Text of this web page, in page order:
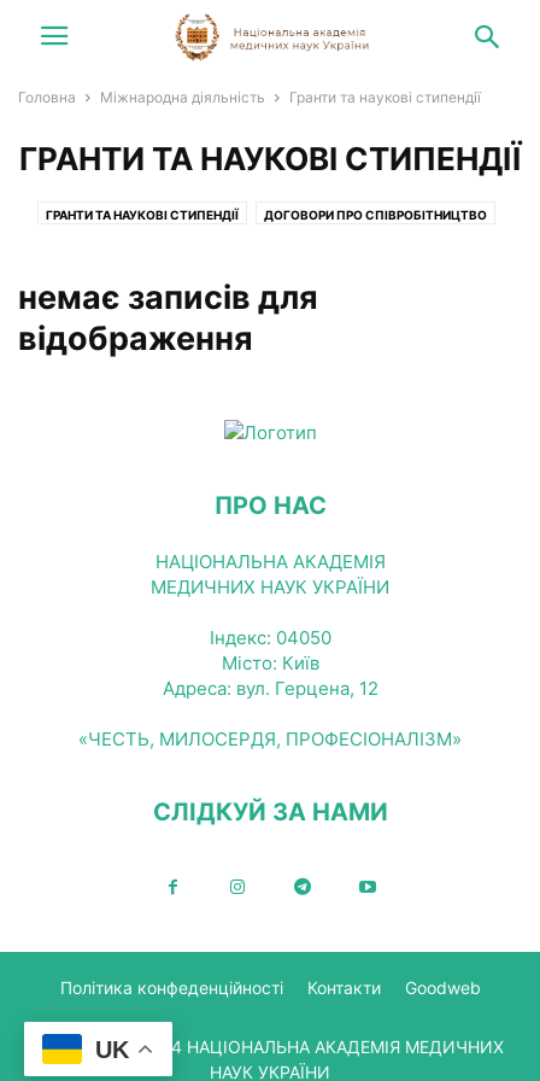
Головна Міжнародна діяльність Гранти та наукові стипендії
ГРАНТИ ТА НАУКОВІ СТИПЕНДІЇ
ГРАНТИ ТА НАУКОВІ СТИПЕНДІЇ ДОГОВОРИ ПРО СПІВРОБІТНИЦТВО
немає записів для
відображення
ПРО НАС
НАЦІОНАЛЬНА АКАДЕМІЯ
МЕДИЧНИХ НАУК УКРАЇНИ
Індекс: 04050
Місто: Київ
Адреса: вул. Герцена, 12
«ЧЕСТЬ, МИЛОСЕРДЯ, ПРОФЕСІОНАЛІЗМ»
СЛІДКУЙ ЗА НАМИ
Політика конфеденційності Контакти Goodweb
© Copyright 2024 НАЦІОНАЛЬНА АКАДЕМІЯ МЕДИЧНИХ
НАУК УКРАЇНИ
UK